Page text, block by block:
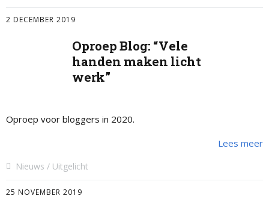
2 DECEMBER 2019
Oproep Blog: “Vele
handen maken licht
werk”
Oproep voor bloggers in 2020.
Lees meer
Nieuws Uitgelicht
25 NOVEMBER 2019